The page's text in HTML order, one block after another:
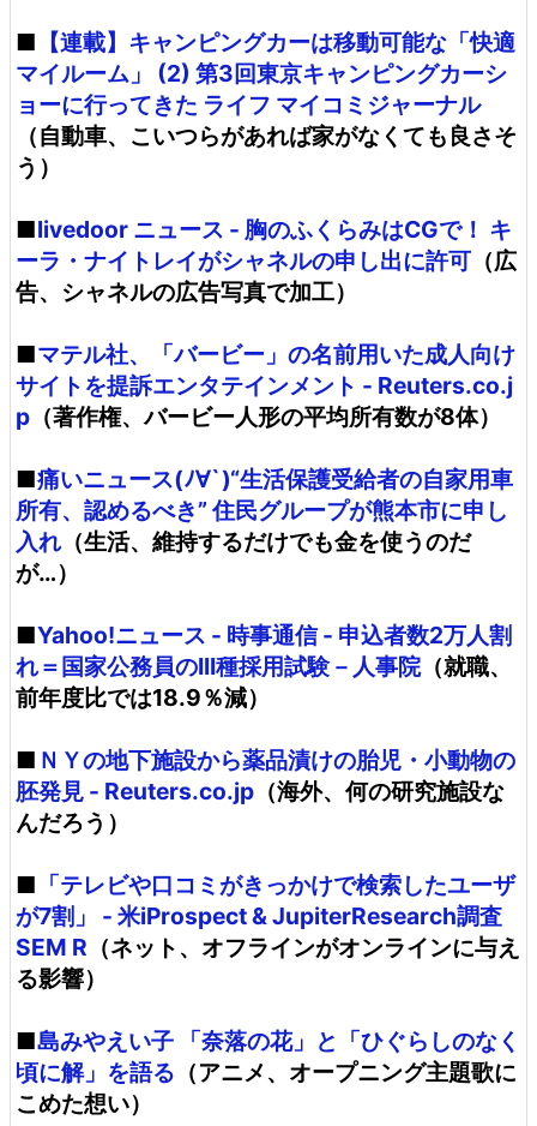
■ 【連載】キャンピングカーは移動可能な「快適
マイルーム」 (2) 第3回東京キャンピングカーシ
ョーに行ってきた ライフ マイコミジャーナル
（自動車、こいつらがあれば家がなくても良さそ
う）
■livedoor ニュース - 胸のふくらみはCGで！ キ
ーラ・ナイトレイがシャネルの申し出に許可 （広
告、シャネルの広告写真で加工）
■マテル社、「バービー」の名前用いた成人向け
サイトを提訴エンタテインメント - Reuters.co.j
p （著作権、バービー人形の平均所有数が8体）
■痛いニュース(ﾉ∀`)“生活保護受給者の自家用車
所有、認めるべき” 住民グループが熊本市に申し
入れ（生活、維持するだけでも金を使うのだ
が…）
■Yahoo!ニュース - 時事通信 - 申込者数2万人割
れ＝国家公務員のIII種採用試験－人事院（就職、
前年度比では18.9％減）
■ ＮＹの地下施設から薬品漬けの胎児・小動物の
胚発見 - Reuters.co.jp （海外、何の研究施設な
んだろう）
■ 「テレビや口コミがきっかけで検索したユーザ
が7割」 - 米iProspect & JupiterResearch調査
SEM R （ネット、オフラインがオンラインに与え
る影響）
■島みやえい子 「奈落の花」と「ひぐらしのなく
頃に解」を語る （アニメ、オープニング主題歌に
こめた想い）